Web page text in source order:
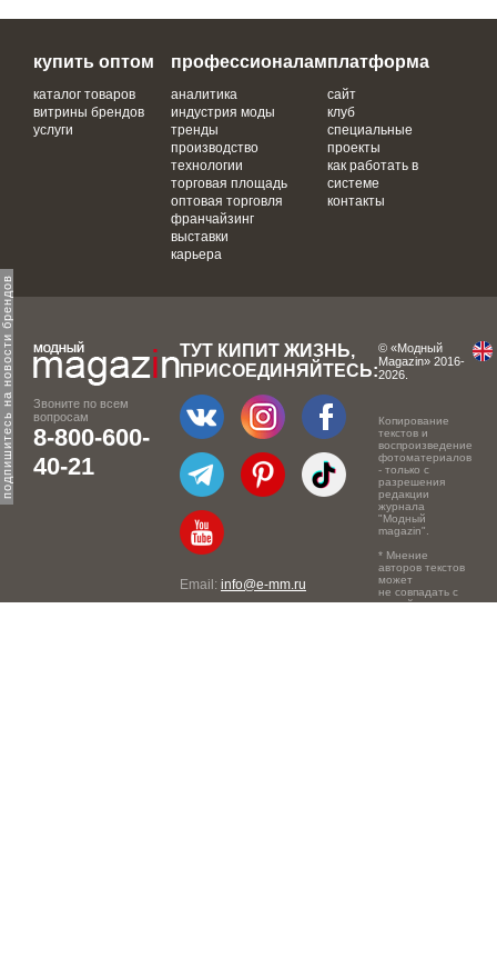
подпишитесь на новости брендов
купить оптом
каталог товаров
витрины брендов
услуги
профессионалам
аналитика
индустрия моды
тренды
производство
технологии
торговая площадь
оптовая торговля
франчайзинг
выставки
карьера
платформа
сайт
клуб
специальные
проекты
как работать в
системе
контакты
Звоните по всем
вопросам
8-800-600-
40-21
ТУТ КИПИТ ЖИЗНЬ,
ПРИСОЕДИНЯЙТЕСЬ:
Email: info@e-mm.ru
© «Модный
Magazin» 2016-
2026.
Копирование
текстов и
воспроизведение
фотоматериалов
- только с
разрешения
редакции
журнала
"Модный
magazin".
* Мнение
авторов текстов
может
не совпадать с
точкой зрения